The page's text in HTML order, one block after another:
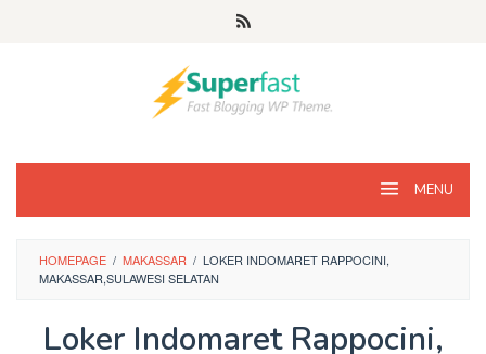
MENU
HOMEPAGE / MAKASSAR / LOKER INDOMARET RAPPOCINI,
MAKASSAR,SULAWESI SELATAN
Loker Indomaret Rappocini,